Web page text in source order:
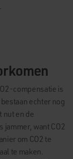
compensatie is
echter nog
nut en de
jammer, want CO2
om CO2 te
te maken.